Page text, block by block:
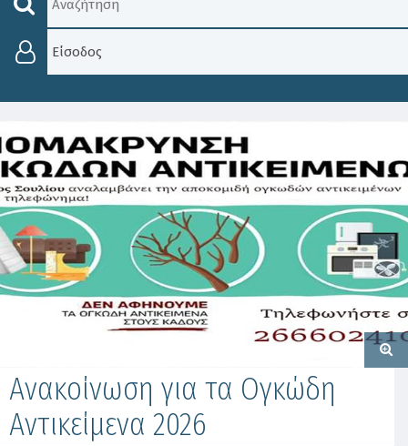
Είσοδος
Ανακοίνωση για τα Ογκώδη
Αντικείμενα 2026